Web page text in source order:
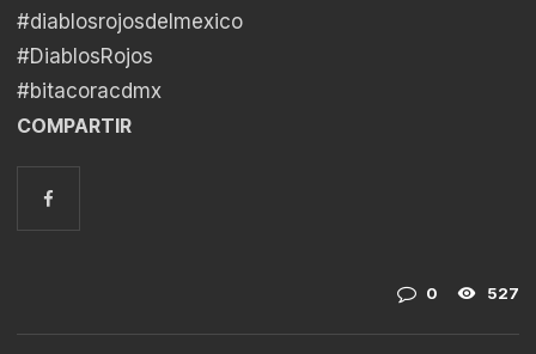
#diablosrojosdelmexico
#DiablosRojos
#bitacoracdmx
COMPARTIR
0 527